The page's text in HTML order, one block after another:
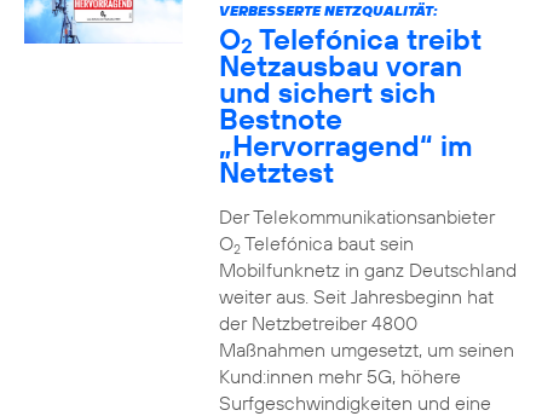
VERBESSERTE NETZQUALITÄT:
O2 Telefónica treibt
Netzausbau voran
und sichert sich
Bestnote
„Hervorragend“ im
Netztest
Der Telekommunikationsanbieter
O2Telefónica baut sein
Mobilfunknetz in ganz Deutschland
weiter aus. Seit Jahresbeginn hat
der Netzbetreiber 4800
Maßnahmen umgesetzt, um seinen
Kund:innen mehr 5G, höhere
Surfgeschwindigkeiten und eine